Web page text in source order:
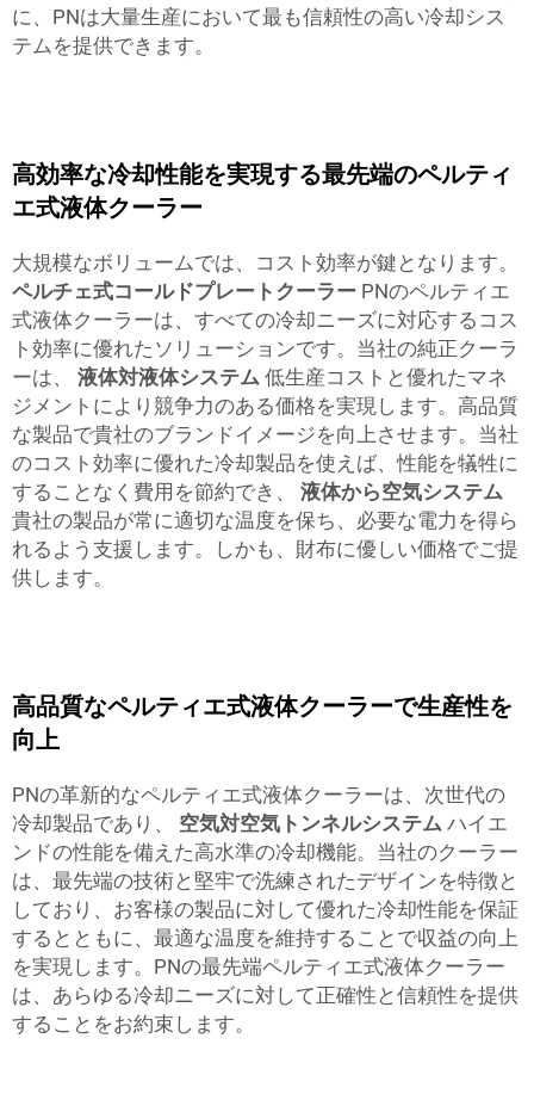
に、PNは大量生産において最も信頼性の高い冷却シス
テムを提供できます。
高効率な冷却性能を実現する最先端のペルティ
エ式液体クーラー
大規模なボリュームでは、コスト効率が鍵となります。
ペルチェ式コールドプレートクーラー PNのペルティエ
式液体クーラーは、すべての冷却ニーズに対応するコス
ト効率に優れたソリューションです。当社の純正クーラ
ーは、 液体対液体システム 低生産コストと優れたマネ
ジメントにより競争力のある価格を実現します。高品質
な製品で貴社のブランドイメージを向上させます。当社
のコスト効率に優れた冷却製品を使えば、性能を犠牲に
することなく費用を節約でき、 液体から空気システム
貴社の製品が常に適切な温度を保ち、必要な電力を得ら
れるよう支援します。しかも、財布に優しい価格でご提
供します。
高品質なペルティエ式液体クーラーで生産性を
向上
PNの革新的なペルティエ式液体クーラーは、次世代の
冷却製品であり、 空気対空気トンネルシステム ハイエ
ンドの性能を備えた高水準の冷却機能。当社のクーラー
は、最先端の技術と堅牢で洗練されたデザインを特徴と
しており、お客様の製品に対して優れた冷却性能を保証
するとともに、最適な温度を維持することで収益の向上
を実現します。PNの最先端ペルティエ式液体クーラー
は、あらゆる冷却ニーズに対して正確性と信頼性を提供
することをお約束します。